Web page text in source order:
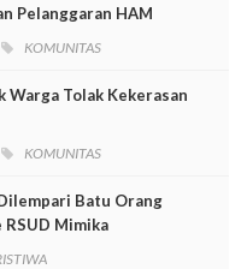
Pelanggaran HAM
KOMUNITAS
Warga Tolak Kekerasan
KOMUNITAS
Batu Orang
Mimika